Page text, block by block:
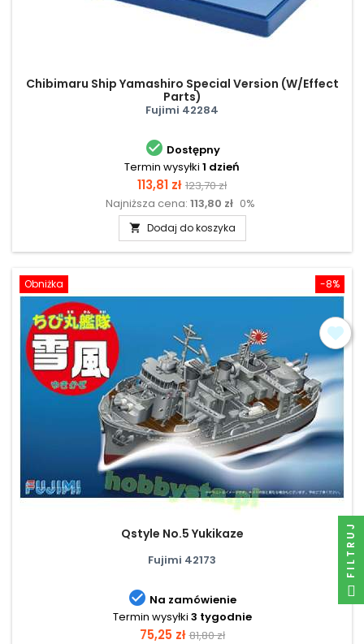
Chibimaru Ship Yamashiro Special Version (W/Effect
Parts)
Fujimi 42284
 Dostępny
Termin wysyłki 1 dzień
Cena
113,81 zł Cena
podstawowa
123,70 zł
Najniższa cena: 113,80 zł 0%
 Dodaj do koszyka
-8%
Obniżka
Qstyle No.5 Yukikaze
Fujimi 42173
 Na zamówienie
Termin wysyłki 3 tygodnie
Cena
75,25 zł Cena
81,80 zł
FILTRUJ